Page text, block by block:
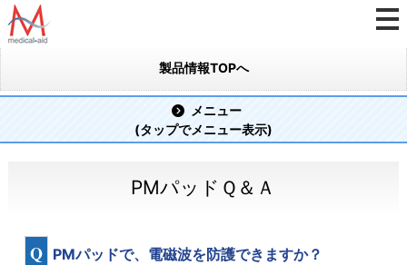
製品情報TOPへ
メニュー
(タップでメニュー表示)
PMパッドＱ＆Ａ
Q PMパッドで、電磁波を防護できますか？